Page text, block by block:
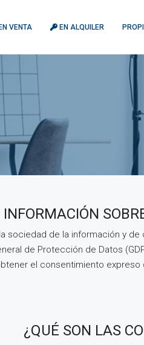
EN VENTA EN ALQUILER
INFORMACIÓN
sociedad de la información y
de Protección de Datos
el consentimiento
¿QUÉ SON LAS